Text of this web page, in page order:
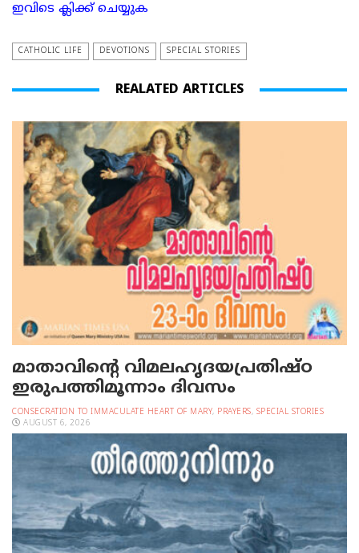
ഇവിടെ ക്ലിക്ക് ചെയ്യുക
CATHOLIC LIFE DEVOTIONS SPECIAL STORIES
REALATED ARTICLES
മാതാവിന്റെ വിമലഹൃദയപ്രതിഷ്ഠ
ഇരുപത്തിമൂന്നാം ദിവസം
CONSECRATION TO IMMACULATE HEART OF MARY, PRAYERS, SPECIAL STORIES
AUGUST 6, 2026